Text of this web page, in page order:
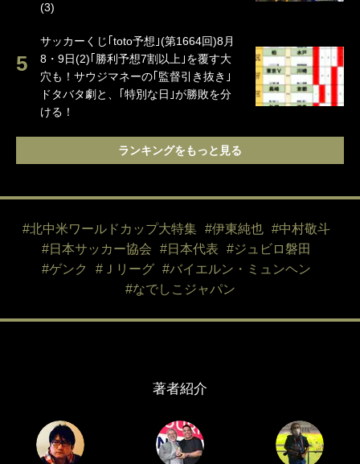
(3)
サッカーくじ｢toto予想｣(第1664回)8月
8・9日(2)｢勝利予想7割以上｣を覆す大
穴も！サウジマネーの｢監督引き抜き｣
ドタバタ劇と、｢特別な日｣が勝敗を分
ける！
ランキングをもっと見る
#北中米ワールドカップ大特集 #伊東純也
#中村敬斗
#日本サッカー協会
#日本代表
#ジュビロ磐田
#ゲンク
#Ｊリーグ
#バイエルン・ミュンヘン
#なでしこジャパン
著者紹介